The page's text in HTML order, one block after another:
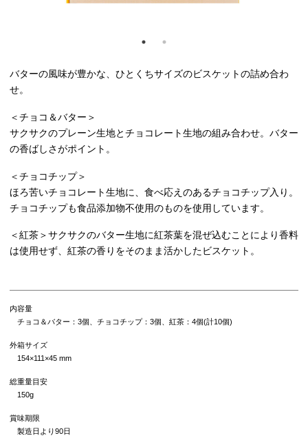
バターの風味が豊かな、ひとくちサイズのビスケットの詰め合わ
せ。
＜チョコ＆バター＞
サクサクのプレーン生地とチョコレート生地の組み合わせ。バター
の香ばしさがポイント。
＜チョコチップ＞
ほろ苦いチョコレート生地に、食べ応えのあるチョコチップ入り。
チョコチップも食品添加物不使用のものを使用しています。
＜紅茶＞サクサクのバター生地に紅茶葉を混ぜ込むことにより香料
は使用せず、紅茶の香りをそのまま活かしたビスケット。
内容量
チョコ＆バター：3個、チョコチップ：3個、紅茶：4個(計10個)
外箱サイズ
154×111×45 mm
総重量目安
150g
賞味期限
製造日より90日